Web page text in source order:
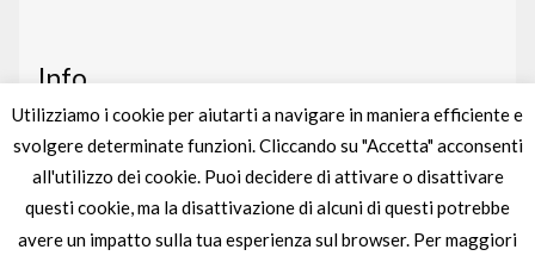
Info
Art shop nato da un’idea diBIANCOSCURO
Gestito completamente daliberementi
Partita IVA IT04895880963
Utilizziamo i cookie per aiutarti a navigare in maniera efficiente e
svolgere determinate funzioni. Cliccando su "Accetta" acconsenti
all'utilizzo dei cookie. Puoi decidere di attivare o disattivare
questi cookie, ma la disattivazione di alcuni di questi potrebbe
avere un impatto sulla tua esperienza sul browser. Per maggiori